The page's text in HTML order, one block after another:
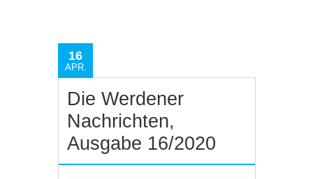
16
APR.
Die Werdener
Nachrichten,
Ausgabe 16/2020